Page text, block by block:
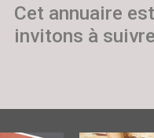
Cet annuaire
invitons à